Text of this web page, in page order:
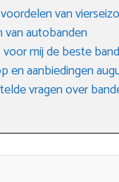
van
autobanden
mij de beste
en aanbiedingen
vragen over